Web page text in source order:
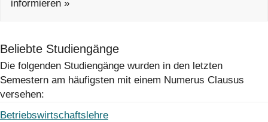
informieren »
Beliebte Studiengänge
Die folgenden Studiengänge wurden in den letzten
Semestern am häufigsten mit einem Numerus Clausus
versehen:
Betriebswirtschaftslehre